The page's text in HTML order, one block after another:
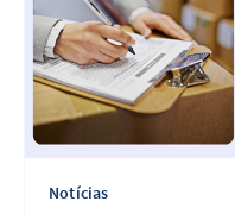
Notícias